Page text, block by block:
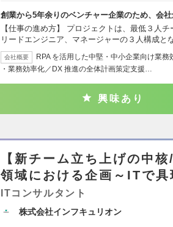
創業から5年余りのベンチャー企業のため、会
【仕事の進め方】 プロジェクトは、最低３人
リードエンジニア、マネージャーの３人構成と
会社概要
RPA を活用した中堅・中小企業向け業
・業務効率化／DX 推進の全体計画策定支援…
興味あり
【新チーム立ち上げの中
領域における企画～ITで具
ITコンサルタント
株式会社インフキュリオン